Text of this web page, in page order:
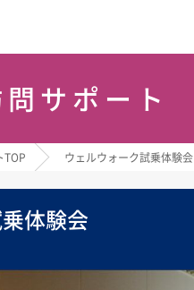
サポート
TOP ウェルウォーク試乗体験会
体験会